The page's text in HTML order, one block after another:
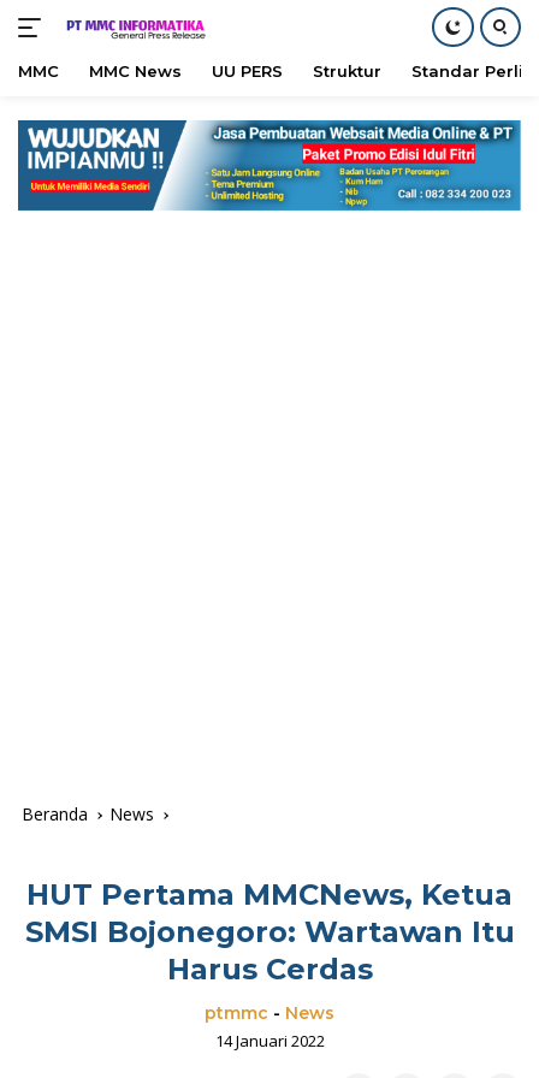
konten
MMC MMC News UU PERS Struktur Standar
Beranda News
HUT Pertama MMCNews, Ketua
SMSI Bojonegoro: Wartawan Itu
Harus Cerdas
ptmmc - News
14 Januari 2022